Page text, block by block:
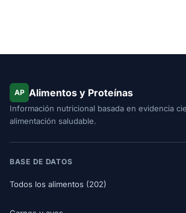
AP Alimentos y Proteínas
Información nutricional basada en evidencia
alimentación saludable.
BASE DE DATOS
Todos los alimentos (202)